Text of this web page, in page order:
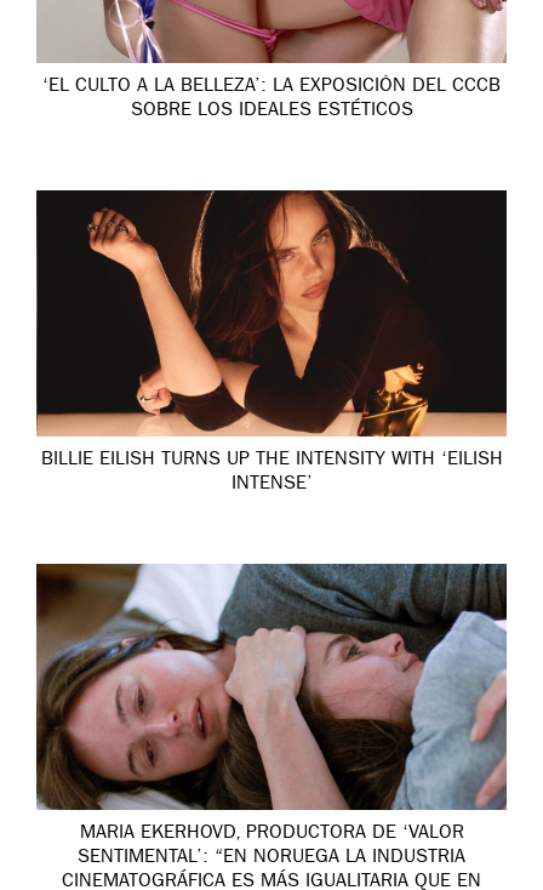
‘EL CULTO A LA BELLEZA’: LA EXPOSICIÓN DEL CCCB
SOBRE LOS IDEALES ESTÉTICOS
BILLIE EILISH TURNS UP THE INTENSITY WITH ‘EILISH
INTENSE’
MARIA EKERHOVD, PRODUCTORA DE ‘VALOR
SENTIMENTAL’: “EN NORUEGA LA INDUSTRIA
CINEMATOGRÁFICA ES MÁS IGUALITARIA QUE EN